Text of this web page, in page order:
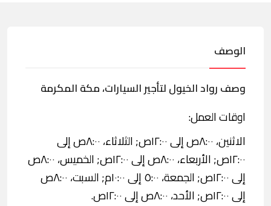
الوصف
وصف رواد الخيول لتأجير السيارات، مكة المكرمة
اوقات العمل:
الاثنين، ٨:٠٠ص إلى ١٢:٠٠ص; الثلاثاء، ٨:٠٠ص إلى
١٢:٠٠ص; الأربعاء، ٨:٠٠ص إلى ١٢:٠٠ص; الخميس، ٨:٠٠ص
إلى ١٢:٠٠ص; الجمعة، ٥:٠٠ إلى ١٠:٠٠م; السبت، ٨:٠٠ص
إلى ١٢:٠٠ص; الأحد، ٨:٠٠ص إلى ١٢:٠٠ص.